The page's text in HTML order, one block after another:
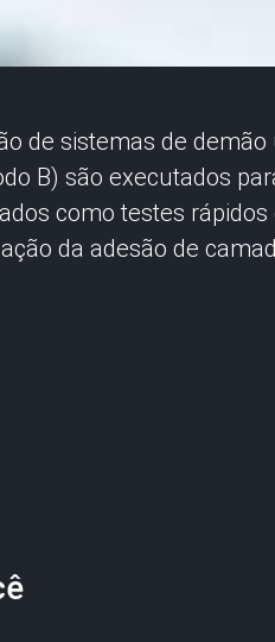
de sistemas de demão
B) são executados
como testes rápidos
da adesão de